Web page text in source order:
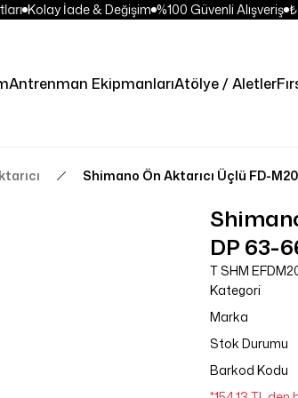
Kolay İade & Değişim %100 Güvenli Alışveriş ₺
Antrenman EkipmanlarıAtölye / Aletler
Shimano Ön Aktarıcı Üçlü FD-
DP 63-
T SHM
Kategori
Marka
Stok Durumu
Barkod Kodu